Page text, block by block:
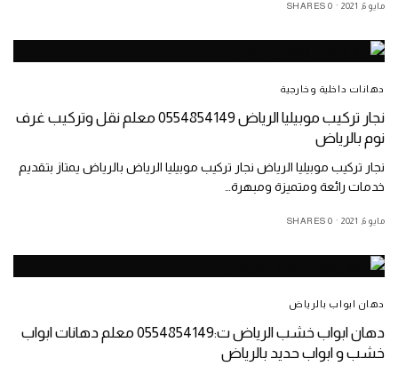
مايو 6, 2021 0 SHARES
دهانات داخلية وخارجية
نجار تركيب موبيليا الرياض 0554854149 معلم نقل وتركيب غرف
نوم بالرياض
نجار تركيب موبيليا الرياض نجار تركيب موبيليا الرياض بالرياض يمتاز بتقديم
خدمات رائعة ومتميزة ومبهرة…
مايو 6, 2021 0 SHARES
دهان ابواب بالرياض
دهان ابواب خشب الرياض ت:0554854149 معلم دهانات ابواب
خشب و ابواب حديد بالرياض